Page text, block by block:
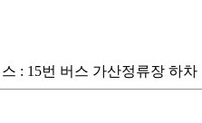
: 15번 버스 가산정류장 하차